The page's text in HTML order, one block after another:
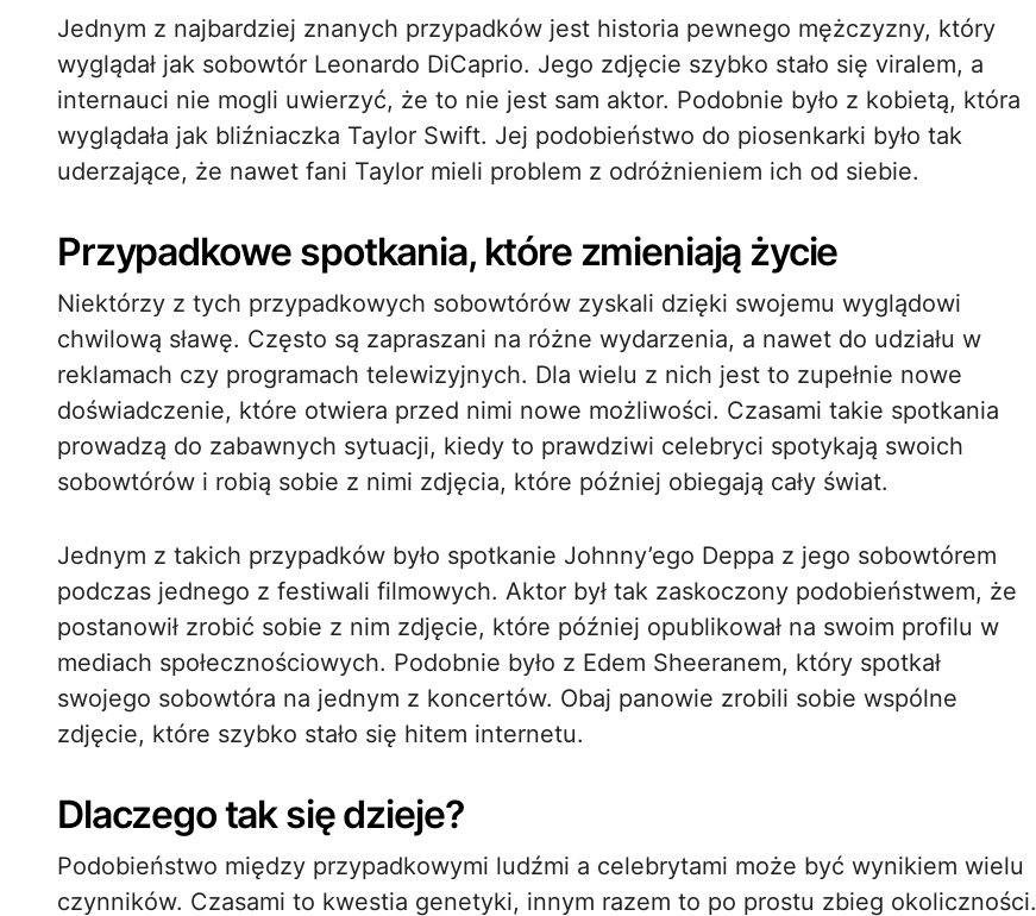
Jednym z najbardziej znanych przypadków jest historia pewnego mężczyzny, który
wyglądał jak sobowtór Leonardo DiCaprio. Jego zdjęcie szybko stało się viralem, a
internauci nie mogli uwierzyć, że to nie jest sam aktor. Podobnie było z kobietą, która
wyglądała jak bliźniaczka Taylor Swift. Jej podobieństwo do piosenkarki było tak
uderzające, że nawet fani Taylor mieli problem z odróżnieniem ich od siebie.
Przypadkowe spotkania, które zmieniają życie
Niektórzy z tych przypadkowych sobowtórów zyskali dzięki swojemu wyglądowi
chwilową sławę. Często są zapraszani na różne wydarzenia, a nawet do udziału w
reklamach czy programach telewizyjnych. Dla wielu z nich jest to zupełnie nowe
doświadczenie, które otwiera przed nimi nowe możliwości. Czasami takie spotkania
prowadzą do zabawnych sytuacji, kiedy to prawdziwi celebryci spotykają swoich
sobowtórów i robią sobie z nimi zdjęcia, które później obiegają cały świat.
Jednym z takich przypadków było spotkanie Johnny’ego Deppa z jego sobowtórem
podczas jednego z festiwali filmowych. Aktor był tak zaskoczony podobieństwem, że
postanowił zrobić sobie z nim zdjęcie, które później opublikował na swoim profilu w
mediach społecznościowych. Podobnie było z Edem Sheeranem, który spotkał
swojego sobowtóra na jednym z koncertów. Obaj panowie zrobili sobie wspólne
zdjęcie, które szybko stało się hitem internetu.
Dlaczego tak się dzieje?
Podobieństwo między przypadkowymi ludźmi a celebrytami może być wynikiem wielu
czynników. Czasami to kwestia genetyki, innym razem to po prostu zbieg okoliczności.